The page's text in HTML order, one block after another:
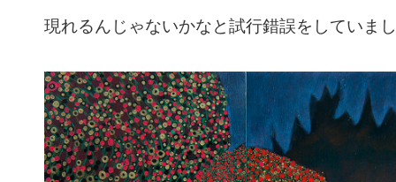
現れるんじゃないかなと試行錯誤をしていま